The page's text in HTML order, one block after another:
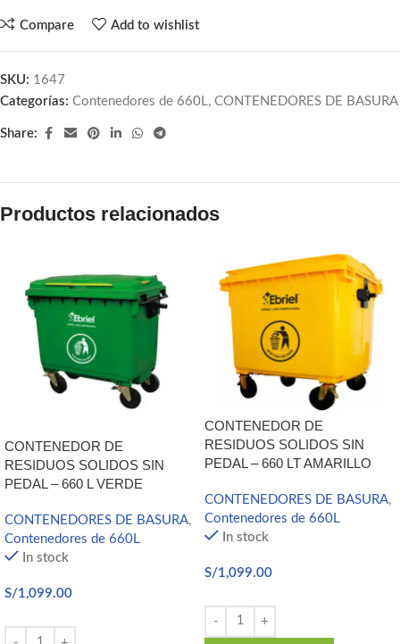
Compare Add to wishlist
SKU: 1647
Categorías: Contenedores de 660L, CONTENEDORES DE BASURA
Share:
Productos relacionados
CONTENEDOR DE
RESIDUOS SOLIDOS SIN
PEDAL – 660 L VERDE
CONTENEDORES DE BASURA,
Contenedores de 660L
In stock
S/1,099.00
CONTENEDOR DE
RESIDUOS SOLIDOS SIN
PEDAL – 660 LT AMARILLO
CONTENEDORES DE BASURA,
Contenedores de 660L
In stock
S/1,099.00